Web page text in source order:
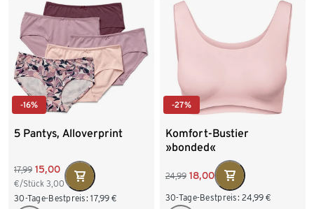
-16%
5 Pantys, Alloverprint
17,99 15,00
€/Stück 3,00
30-Tage-Bestpreis: 17,99 €
-27%
Komfort-Bustier
»bonded«
24,99 18,00
30-Tage-Bestpreis: 24,99 €